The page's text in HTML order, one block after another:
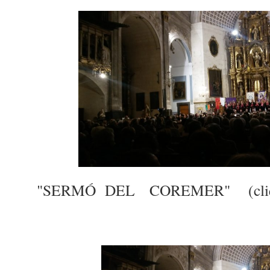
"SERMÓ DEL COREMER"